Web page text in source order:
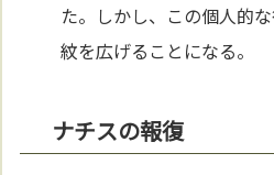
た。しかし、この個人的
紋を広げることになる。
ナチスの報復